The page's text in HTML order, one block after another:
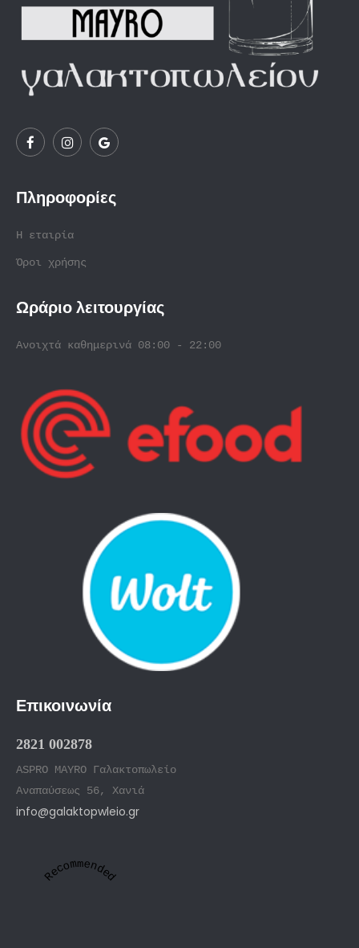
Πληροφορίες
Η εταιρία
Όροι χρήσης
Ωράριο λειτουργίας
Ανοιχτά καθημερινά 08:00 - 22:00
Επικοινωνία
2821 002878
ASPRO MAYRO Γαλακτοπωλείο
Αναπαύσεως 56, Χανιά
info@galaktopwleio.gr
Recommended